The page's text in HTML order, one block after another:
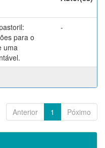
para o
uma
-
Anterior 1 Póximo